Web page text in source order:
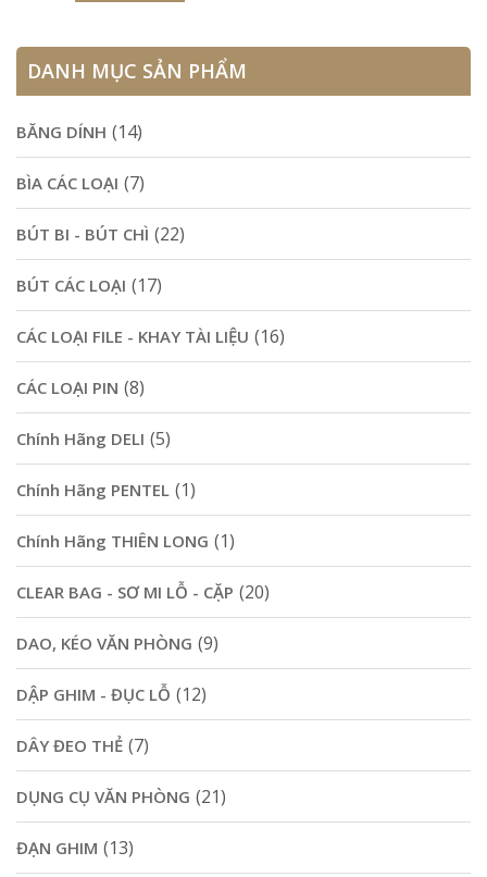
DANH MỤC SẢN PHẨM
BĂNG DÍNH (14)
BÌA CÁC LOẠI (7)
BÚT BI - BÚT CHÌ (22)
BÚT CÁC LOẠI (17)
CÁC LOẠI FILE - KHAY TÀI LIỆU (16)
CÁC LOẠI PIN (8)
Chính Hãng DELI (5)
Chính Hãng PENTEL (1)
Chính Hãng THIÊN LONG (1)
CLEAR BAG - SƠ MI LỖ - CẶP (20)
DAO, KÉO VĂN PHÒNG (9)
DẬP GHIM - ĐỤC LỖ (12)
DÂY ĐEO THẺ (7)
DỤNG CỤ VĂN PHÒNG (21)
ĐẠN GHIM (13)